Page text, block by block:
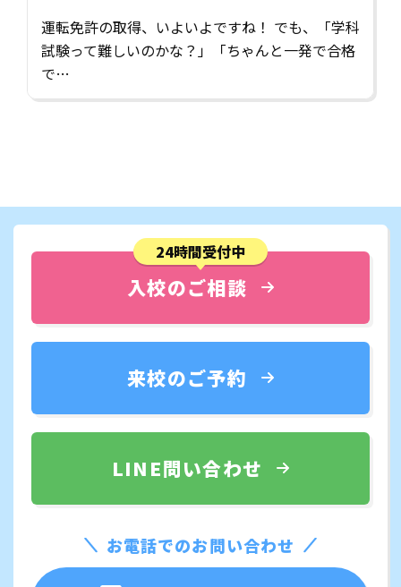
運転免許の取得、いよいよですね！ でも、「学科
試験って難しいのかな？」「ちゃんと一発で合格
で…
24時間受付中
入校のご相談
来校のご予約
LINE問い合わせ
お電話でのお問い合わせ